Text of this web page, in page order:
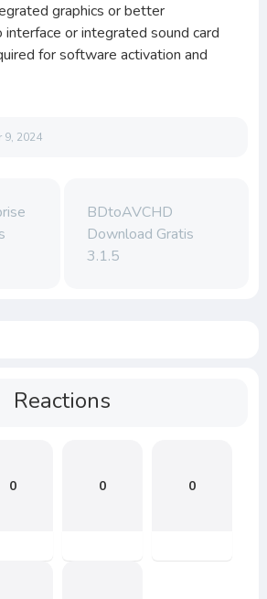
graphics or better
interface or integrated sound card
for software activation and
9, 2024
BDtoAVCHD
Download Gratis
3.1.5
Reactions
0 0 0